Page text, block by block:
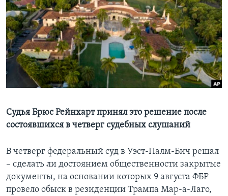
Learning English
СОЦИАЛЬНЫЕ СЕТИ
Судья Брюс Рейнхарт принял это решение после
состоявшихся в четверг судебных слушаний
В четверг федеральный суд в Уэст-Палм-Бич решал
– сделать ли достоянием общественности закрытые
документы, на основании которых 9 августа ФБР
провело обыск в резиденции Трампа Мар-а-Лаго,